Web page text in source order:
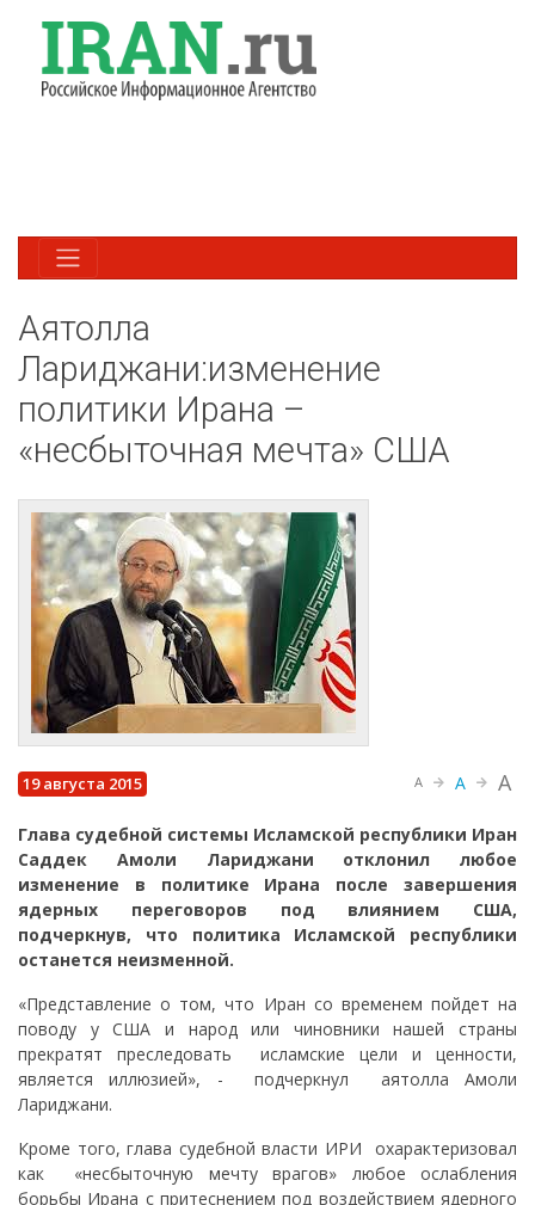
Аятолла
Лариджани:изменение
политики Ирана –
«несбыточная мечта» США
19 августа 2015 A A A
Глава судебной системы Исламской республики Иран
Саддек Амоли Лариджани отклонил любое
изменение в политике Ирана после завершения
ядерных переговоров под влиянием США,
подчеркнув, что политика Исламской республики
останется неизменной.
«Представление о том, что Иран со временем пойдет на
поводу у США и народ или чиновники нашей страны
прекратят преследовать исламские цели и ценности,
является иллюзией», - подчеркнул аятолла Амоли
Лариджани.
Кроме того, глава судебной власти ИРИ охарактеризовал
как «несбыточную мечту врагов» любое ослабления
борьбы Ирана с притеснением под воздействием ядерного